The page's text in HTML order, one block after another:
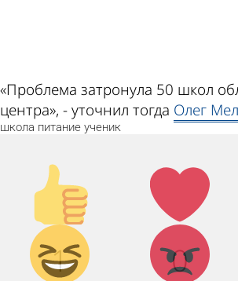
«Проблема затронула 50 школ
центра», - уточнил тогда Олег
школа питание ученик
Палец
вверх!
1
Лайк!
0
Дикий
смех!
Агрессия!